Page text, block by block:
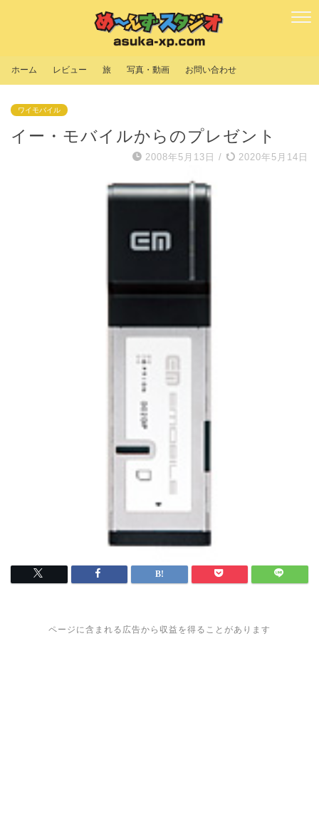
ホーム レビュー 旅 写真・動画 お問い合わせ
ワイモバイル
イー・モバイルからのプレゼント
2008年5月13日 / 2020年5月14日
ページに含まれる広告から収益を得ることがあります